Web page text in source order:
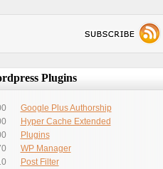
Plugins
Google Plus Authorship
Hyper Cache Extended
Plugins
WP Manager
Post Filter